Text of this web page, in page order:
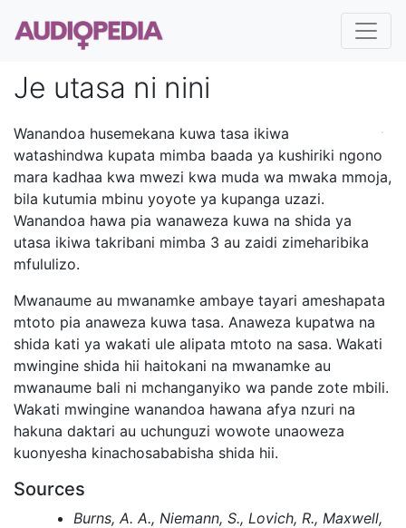
Je utasa ni nini
Wanandoa husemekana kuwa tasa ikiwa
watashindwa kupata mimba baada ya kushiriki ngono
mara kadhaa kwa mwezi kwa muda wa mwaka mmoja,
bila kutumia mbinu yoyote ya kupanga uzazi.
Wanandoa hawa pia wanaweza kuwa na shida ya
utasa ikiwa takribani mimba 3 au zaidi zimeharibika
mfululizo.
Mwanaume au mwanamke ambaye tayari ameshapata
mtoto pia anaweza kuwa tasa. Anaweza kupatwa na
shida kati ya wakati ule alipata mtoto na sasa. Wakati
mwingine shida hii haitokani na mwanamke au
mwanaume bali ni mchanganyiko wa pande zote mbili.
Wakati mwingine wanandoa hawana afya nzuri na
hakuna daktari au uchunguzi wowote unaoweza
kuonyesha kinachosababisha shida hii.
Sources
Burns, A. A., Niemann, S., Lovich, R., Maxwell,